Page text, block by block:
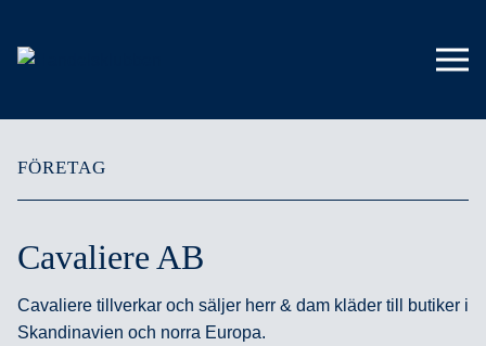
FÖRETAG
Cavaliere AB
Cavaliere tillverkar och säljer herr & dam kläder till butiker i
Skandinavien och norra Europa.